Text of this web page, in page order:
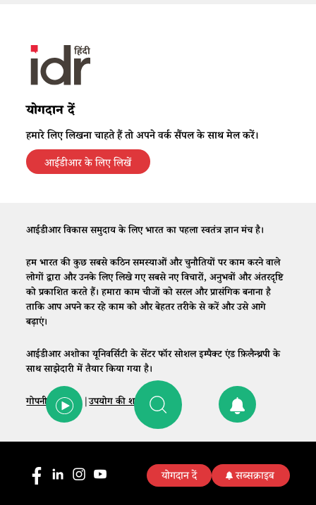
योगदान दें
हमारे लिए लिखना चाहते हैं तो अपने वर्क सैंपल के साथ मेल करें।
आईडीआर के लिए लिखें
आईडीआर विकास समुदाय के लिए भारत का पहला स्वतंत्र ज्ञान मंच है।
हम भारत की कुछ सबसे कठिन समस्याओं और चुनौतियों पर काम करने वाले
लोगों द्वारा और उनके लिए लिखे गए सबसे नए विचारों, अनुभवों और अंतरदृष्टि
को प्रकाशित करते हैं। हमारा काम चीजों को सरल और प्रासंगिक बनाना है
ताकि आप अपने कर रहे काम को और बेहतर तरीके से करें और उसे आगे
बढ़ाएं।
आईडीआर अशोका यूनिवर्सिटी के सेंटर फॉर सोशल इम्पैक्ट एंड फ़िलैन्थ्रपी के
साथ साझेदारी में तैयार किया गया है।
गोपनीयता नीति|उपयोग की शर्तें |संपर्क
योगदान दें सब्सक्राइब